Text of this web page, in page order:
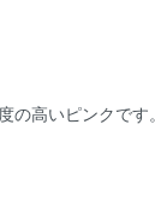
高いピンクです。